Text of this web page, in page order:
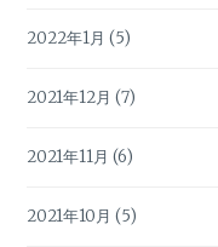
2022年1月 (5)
2021年12月 (7)
2021年11月 (6)
2021年10月 (5)